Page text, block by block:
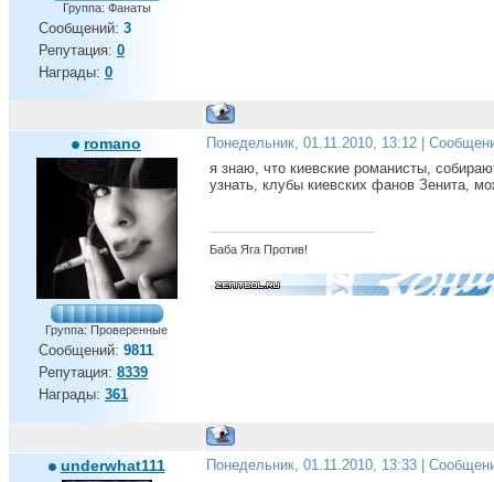
Группа: Фанаты
Сообщений: 3
Репутация: 0
Награды: 0
romano
Группа: Проверенные
Сообщений: 9811
Репутация: 8339
Награды: 361
Понедельник, 01.11.2010, 13:12 |
я знаю, что киевские романисты,
узнать, клубы киевских фанов Зенита,
Баба Яга Против!
underwhat111
Понедельник, 01.11.2010, 13:33 |